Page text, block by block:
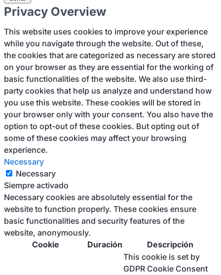
Privacy Overview
This website uses cookies to improve your experience
while you navigate through the website. Out of these,
the cookies that are categorized as necessary are stored
on your browser as they are essential for the working of
basic functionalities of the website. We also use third-
party cookies that help us analyze and understand how
you use this website. These cookies will be stored in
your browser only with your consent. You also have the
option to opt-out of these cookies. But opting out of
some of these cookies may affect your browsing
experience.
Necessary
Necessary
Siempre activado
Necessary cookies are absolutely essential for the
website to function properly. These cookies ensure
basic functionalities and security features of the
website, anonymously.
Cookie
Duración Descripción
This cookie is set by
GDPR Cookie Consent